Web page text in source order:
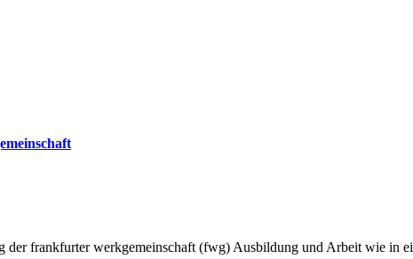
frankfurter werkgemeinschaft (fwg) Ausbildung und Arbeit wie in